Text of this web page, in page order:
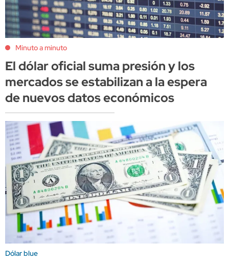
Minuto a minuto
El dólar oficial suma presión y los
mercados se estabilizan a la espera
de nuevos datos económicos
Dólar blue